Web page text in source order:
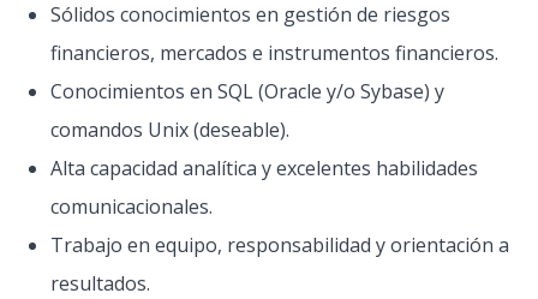
Sólidos conocimientos en gestión de riesgos
financieros, mercados e instrumentos financieros.
Conocimientos en SQL (Oracle y/o Sybase) y
comandos Unix (deseable).
Alta capacidad analítica y excelentes habilidades
comunicacionales.
Trabajo en equipo, responsabilidad y orientación a
resultados.